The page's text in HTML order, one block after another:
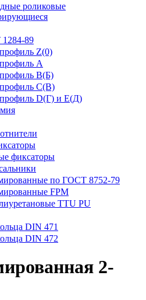
роликовые
89
Z(0)
А
В(Б)
С(В)
D(Г) и E(Д)
фиксаторы
по ГОСТ 8752-79
FPM
TTU PU
DIN 471
DIN 472
2-